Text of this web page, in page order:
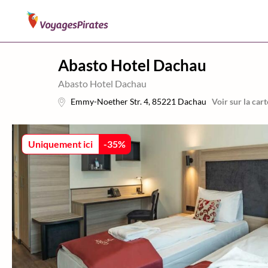
Abasto Hotel Dachau
Abasto Hotel Dachau
Emmy-Noether Str. 4,85221 Dachau Voir sur la
Uniquement ici -35%